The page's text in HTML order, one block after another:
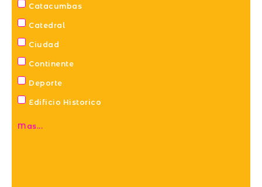
Catacumbas
Catedral
Ciudad
Continente
Deporte
Edificio Historico
Mas...